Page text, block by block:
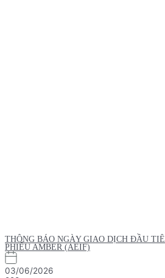
THÔNG BÁO NGÀY GIAO DỊCH ĐẦU
PHIẾU AMBER (AEIF)
03/06/2026